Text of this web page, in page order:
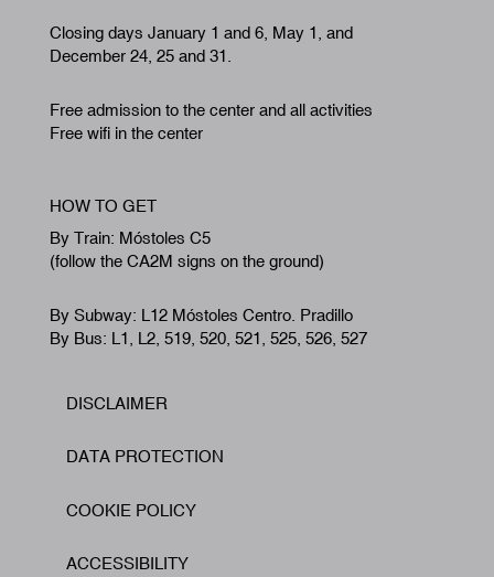
Closing days January 1 and 6, May 1, and
December 24, 25 and 31.
Free admission to the center and all activities
Free wifi in the center
HOW TO GET
By Train: Móstoles C5
(follow the CA2M signs on the ground)
By Subway: L12 Móstoles Centro. Pradillo
By Bus: L1, L2, 519, 520, 521, 525, 526, 527
Footer
DISCLAIMER
DATA PROTECTION
COOKIE POLICY
ACCESSIBILITY